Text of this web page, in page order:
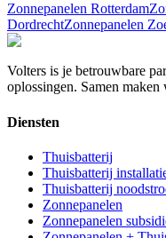
Zonnepanelen Rotterdam
DordrechtZonnepanelen
Volters is je betrouwbare
oplossingen. Samen maken
Diensten
Thuisbatterij
Thuisbatterij
Thuisbatterij
Zonnepanelen
Zonnepanelen